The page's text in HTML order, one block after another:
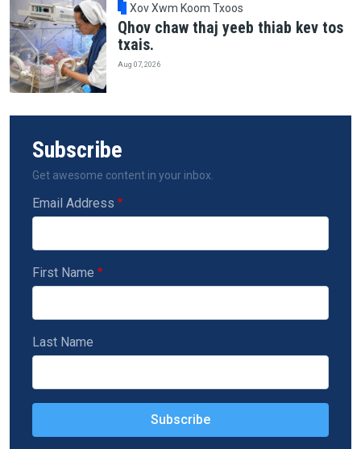
Xov Xwm Koom Txoos
Qhov chaw thaj yeeb thiab kev tos
txais.
Aug 07, 2026
Subscribe
Get awesome content in your inbox.
Email Address
First Name
Last Name